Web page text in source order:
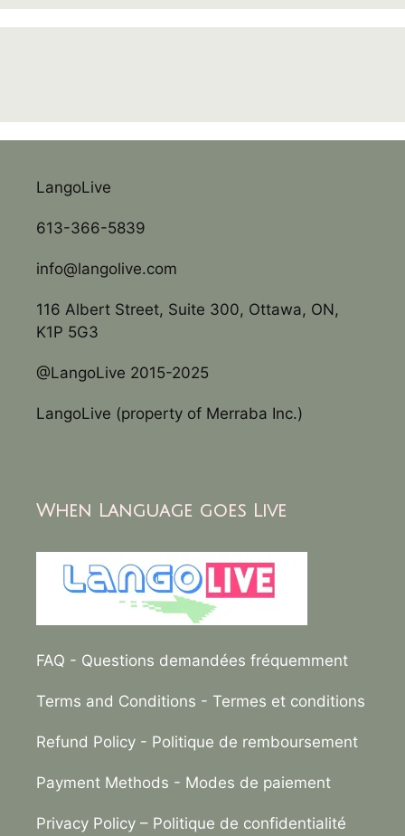
LangoLive
613-366-5839
info@langolive.com
116 Albert Street, Suite 300, Ottawa, ON,
K1P 5G3
@LangoLive 2015-2025
LangoLive (property of Merraba Inc.)
When Language goes Live
FAQ - Questions demandées fréquemment
Terms and Conditions - Termes et conditions
Refund Policy - Politique de remboursement
Payment Methods - Modes de paiement
Privacy Policy – Politique de confidentialité